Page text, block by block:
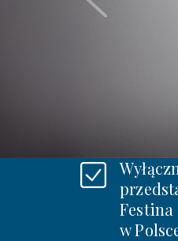
Festina
w